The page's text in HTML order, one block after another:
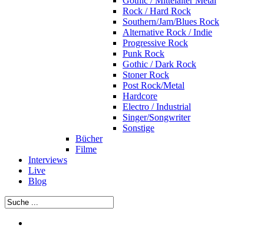
Rock / Hard Rock
Southern/Jam/Blues Rock
Alternative Rock / Indie
Progressive Rock
Punk Rock
Gothic / Dark Rock
Stoner Rock
Post Rock/Metal
Hardcore
Electro / Industrial
Singer/Songwriter
Sonstige
Bücher
Filme
Interviews
Live
Blog